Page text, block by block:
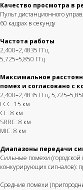
Качество просмотра в
Пульт дистанционного
60 кадрах в секунду
Частота работы
2,400–2,4835 ГГц
5,725–5,850 ГГц
Максимальное
помех и согласовано с
2,400–2,4835 ГГц;
FCC: 15 км
CE: 8 км
SRRC: 8 км
MIC: 8 км
Диапазоны передачи
Сильные помехи
конкурирующих сигналов):
Средние помехи